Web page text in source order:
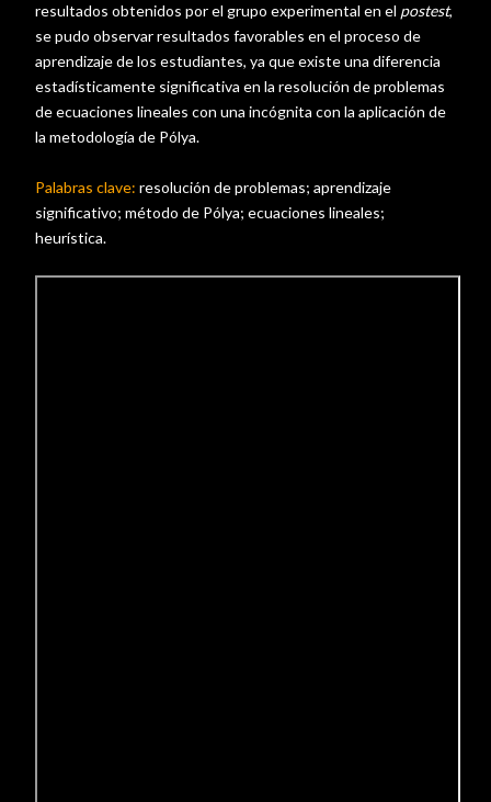
resultados obtenidos por el grupo experimental en el postest,
se pudo observar resultados favorables en el proceso de
aprendizaje de los estudiantes, ya que existe una diferencia
estadísticamente significativa en la resolución de problemas
de ecuaciones lineales con una incógnita con la aplicación de
la metodología de Pólya.
Palabras clave: resolución de problemas; aprendizaje
significativo; método de Pólya; ecuaciones lineales;
heurística.